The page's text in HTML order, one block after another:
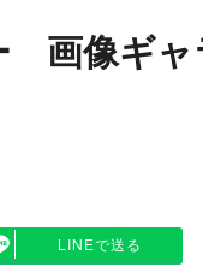
画像ギャ
LINEで送る